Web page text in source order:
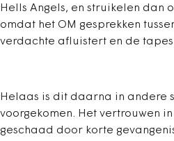
Hells Angels, en struikelen dan
omdat het OM gesprekken
verdachte afluistert en de
Helaas is dit daarna in andere
voorgekomen. Het vertrouwen
geschaad door korte